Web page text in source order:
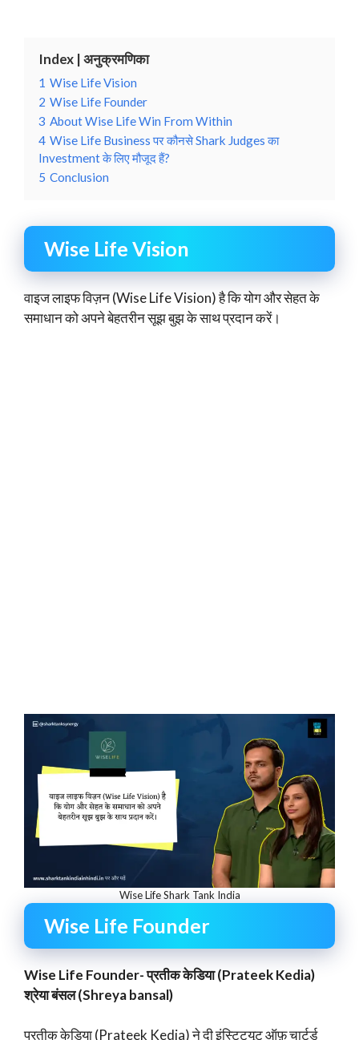
Index | अनुक्रमणिका
1 Wise Life Vision
2 Wise Life Founder
3 About Wise Life Win From Within
4 Wise Life Business पर कौनसे Shark Judges का
Investment के लिए मौजूद हैं?
5 Conclusion
Wise Life Vision
वाइज लाइफ विज़न (Wise Life Vision) है कि योग और सेहत के
समाधान को अपने बेहतरीन सूझ बुझ के साथ प्रदान करें।
Wise Life Shark Tank India
Wise Life Founder
Wise Life Founder- प्रतीक केडिया (Prateek Kedia)
श्रेया बंसल (Shreya bansal)
प्रतीक केडिया (Prateek Kedia) ने दी इंस्टिट्यूट ऑफ़ चार्टर्ड